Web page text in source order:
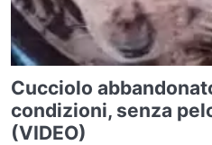
Cucciolo
condizioni, senza
(VIDEO)